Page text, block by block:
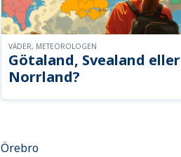
Götaland, Svealand eller
Norrland?
VÄDER, METEOROLOGEN
Örebro